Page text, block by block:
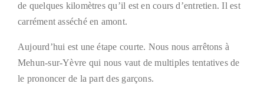
de quelques kilomètres qu’il est en cours d’entretien. Il est
carrément asséché en amont.
Aujourd’hui est une étape courte. Nous nous arrêtons à
Mehun-sur-Yèvre qui nous vaut de multiples tentatives de
le prononcer de la part des garçons.